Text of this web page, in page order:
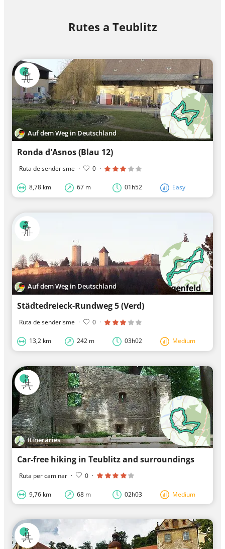
Rutes a Teublitz
Auf dem Weg in Deutschland
Ronda d'Asnos (Blau 12)
Ruta de senderisme · 0 ·
8,78 km 67 m 01h52 Easy
Auf dem Weg in Deutschland
Städtedreieck-Rundweg 5 (Verd)
Ruta de senderisme · 0 ·
13,2 km 242 m 03h02 Medium
Itineraries
Car-free hiking in Teublitz and surroundings
Ruta per caminar · 0 ·
9,76 km 68 m 02h03 Medium